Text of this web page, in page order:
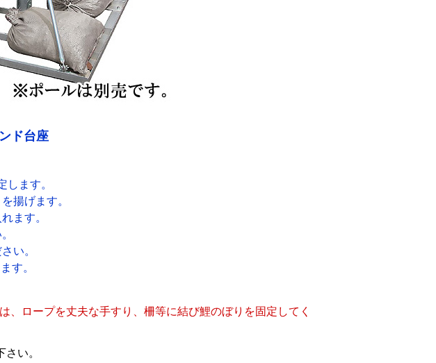
ド台座
ます。
揚げます。
ます。
い。
す。
、ロープを丈夫な手すり、柵等に結び鯉のぼりを固定してく
い。